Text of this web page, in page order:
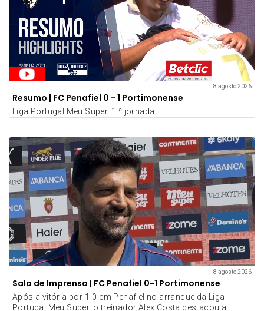
8 agosto 2026
Resumo | FC Penafiel 0 - 1 Portimonense
Liga Portugal Meu Super, 1.ª jornada
8 agosto 2026
Sala de Imprensa | FC Penafiel 0-1 Portimonense
Após a vitória por 1-0 em Penafiel no arranque da Liga
Portugal Meu Super, o treinador Alex Costa destacou a